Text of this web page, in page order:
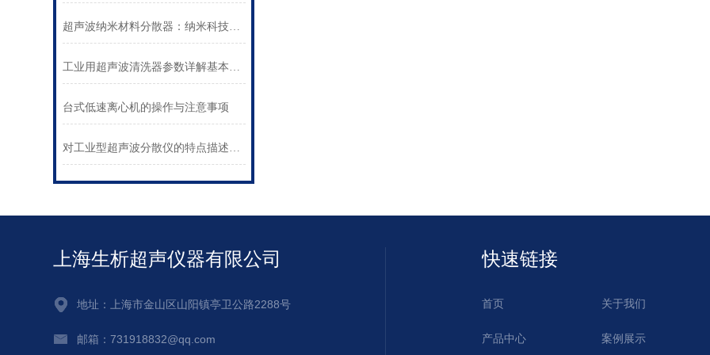
超声波纳米材料分散器：纳米科技的创新驱动力
工业用超声波清洗器参数详解基本故障解析
台式低速离心机的操作与注意事项
对工业型超声波分散仪的特点描述进行详细描述
上海生析超声仪器有限公司
地址：上海市金山区山阳镇亭卫公路2288号
邮箱：731918832@qq.com
快速链接
首页 关于我们
产品中心 案例展示